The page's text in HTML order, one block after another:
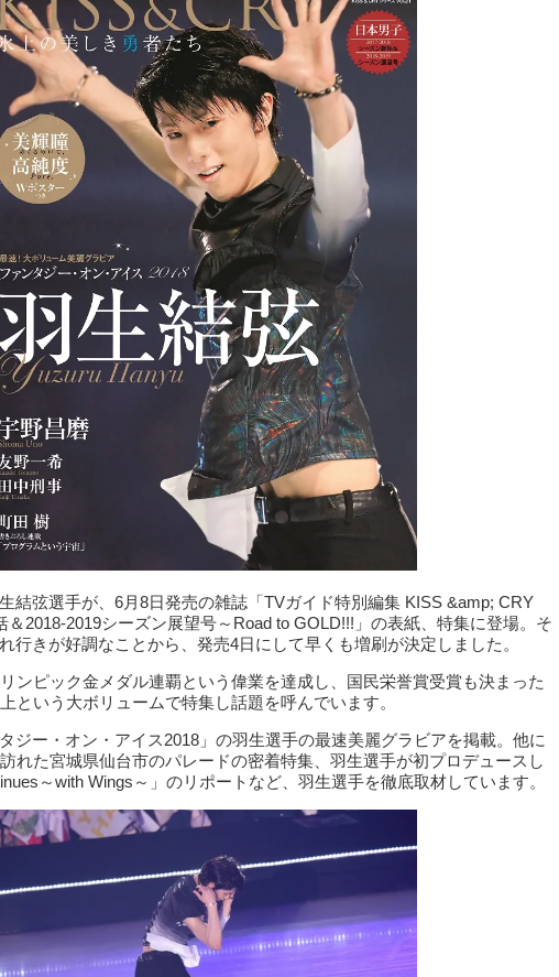
結弦選手が、6月8日発売の雑誌「TVガイド特別編集 KISS &amp; CRY
＆2018‐2019シーズン展望号～Road to GOLD!!!」の表紙、特集に登場。そ
行きが好調なことから、発売4日にして早くも増刷が決定しました。
ンピック金メダル連覇という偉業を達成し、国民栄誉賞受賞も決まった
という大ボリュームで特集し話題を呼んでいます。
ジー・オン・アイス2018」の羽生選手の最速美麗グラビアを掲載。他に
れた宮城県仙台市のパレードの密着特集、羽生選手が初プロデュースし
～with Wings～」のリポートなど、羽生選手を徹底取材しています。